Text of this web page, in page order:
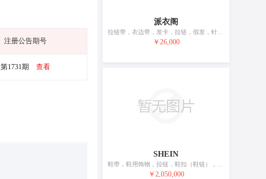
注册公告期号
第1731期 查看
派衣阁
拉链带，衣边带，发卡，拉链，假发，针，人造花，服装垫肩，修补纺织品用热粘合补片，亚麻织品标记用数字或字母
￥26,000
SHEIN
鞋带，鞋用饰物，拉链，鞋扣（鞋链），假发，除线以外的缝纫用品，人造花，服装垫肩，修补纺织品用热黏合补片，亚麻织品标记用交织字母饰片
￥2,050,000